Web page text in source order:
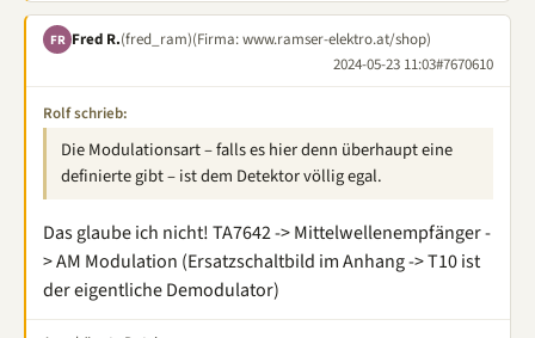
FR Fred R.(fred_ram)(Firma: www.ramser-elektro.at/shop)
2024-05-23 11:03#7670610
Rolf schrieb:
Die Modulationsart – falls es hier denn überhaupt eine
definierte gibt – ist dem Detektor völlig egal.
Das glaube ich nicht! TA7642 -> Mittelwellenempfänger -
> AM Modulation (Ersatzschaltbild im Anhang -> T10 ist
der eigentliche Demodulator)